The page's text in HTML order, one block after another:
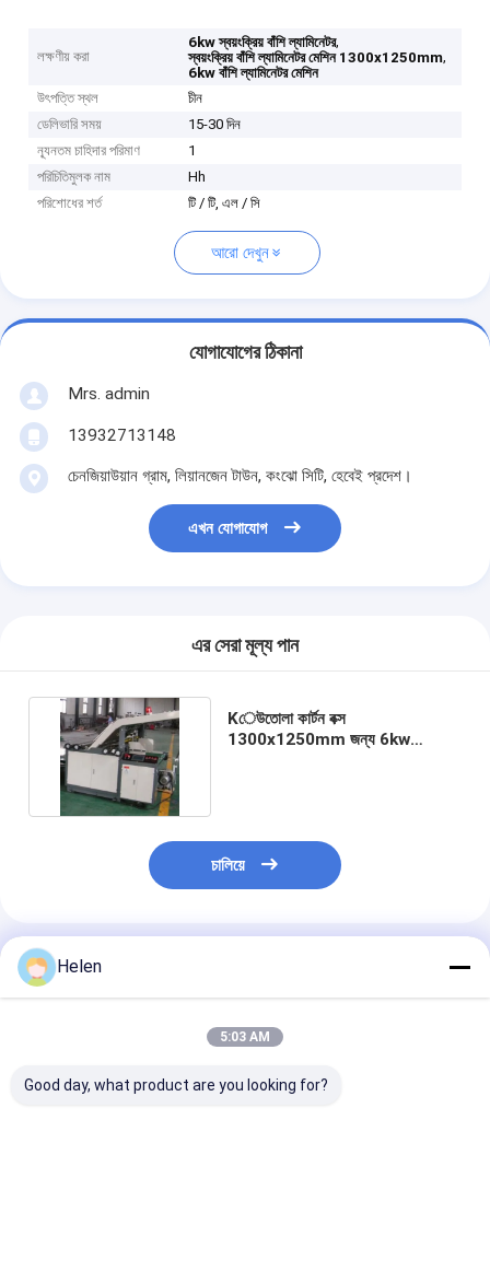
লক্ষণীয় করা
6kw স্বয়ংক্রিয় বাঁশি ল্যামিনেটর,
স্বয়ংক্রিয় বাঁশি ল্যামিনেটর মেশিন 1300x1250mm,
6kw বাঁশি ল্যামিনেটর মেশিন
উৎপত্তি স্থল
চীন
ডেলিভারি সময়
15-30 দিন
ন্যূনতম চাহিদার পরিমাণ
1
পরিচিতিমুলক নাম
Hh
পরিশোধের শর্ত
টি / টি, এল / সি
আরো দেখুন
যোগাযোগের ঠিকানা
Mrs. admin
13932713148
চেনজিয়াউয়ান গ্রাম, লিয়ানজেন টাউন, কংঝো সিটি, হেবেই প্রদেশ।
এখন যোগাযোগ
এর সেরা মূল্য পান
Kেউতোলা কার্টন বক্স
1300x1250mm জন্য 6kw
চালিয়ে
প্রস্তাবিত পণ্য
Helen
5:03 AM
Good day, what product are you looking for?